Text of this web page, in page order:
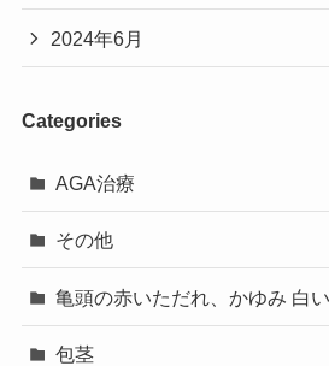
2024年6月
Categories
AGA治療
その他
亀頭の赤いただれ、かゆみ 白
包茎